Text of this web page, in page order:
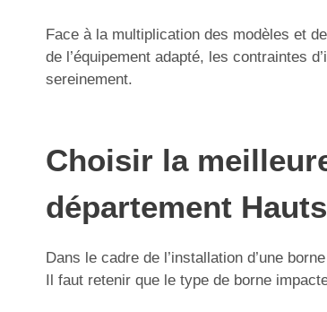
Face à la multiplication des modèles et
de l’équipement adapté, les contraintes
sereinement.
Choisir la
département
Dans le cadre de l’installation d’une
Il faut retenir que le type de borne